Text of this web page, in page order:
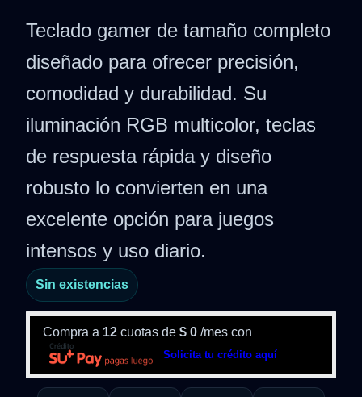
Teclado gamer de tamaño completo
diseñado para ofrecer precisión,
comodidad y durabilidad. Su
iluminación RGB multicolor, teclas
de respuesta rápida y diseño
robusto lo convierten en una
excelente opción para juegos
intensos y uso diario.
Sin existencias
Compra a 12 cuotas de $ 0 /mes con
Solicita tu crédito aquí